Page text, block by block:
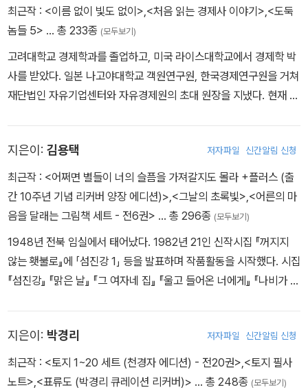
최근작 : <이름 없이 빛도 없이>,<처음 읽는 경제사 이야기>,<도둑
놈들 5> … 총 233종 (모두보기)
고려대학교 경제학과를 졸업하고, 미국 라이스대학교에서 경제학 박
사를 받았다. 일본 나고야대학교 객원연구원, 한국경제연구원을 거쳐
재단법인 자유기업센터와 자유경제원의 초대 원장을 지냈다. 현재 공
평론, 서양고전, 성경, 탈무드 등 다양한 주제로 집필 영역을 확장하면
서 열정적인 저작과 강연 활동을 해온 저자는 100여 권이 넘는 책을
집필해왔다. 『한국경제의 권력이동』, 『시장경제란 무엇인가』, 『시장
경제와 그 적들』로 3년 연속 ‘자유경제출판문화상’을 수상하기도 했
운 지평을 열고 있으며, 최근작은 『무기가 되는 독서』, 『불안한 평화』,
『크리스천의 자기경영』, 『다시 쓰는 자기경영노트』 등이 있다.
지은이: 김용택 저자파일 신간알림 신청
최근작 : <어쩌면 별들이 너의 슬픔을 가져갈지도 몰라 +플러스 (출
간 10주년 기념 리커버 양장 에디션)>,<그날의 초록빛>,<어른의 마
음을 달래는 그림책 세트 - 전6권> … 총 296종 (모두보기)
1948년 전북 임실에서 태어났다. 1982년 21인 신작시집 『꺼지지
않는 횃불로』에 「섬진강 1」 등을 발표하며 작품활동을 시작했다. 시집
『섬진강』 『맑은 날』 『그 여자네 집』 『울고 들어온 너에게』 『나비가 숨
초승달과 작은 나뭇가지에 앉은 새들의 눈을 바라보며 살고 있다.
지은이: 박경리 저자파일 신간알림 신청
최근작 : <토지 1~20 세트 (천경자 에디션) - 전20권>,<토지 필사
노트>,<표류도 (박경리 큐레이션 리커버)> … 총 248종 (모두보기)